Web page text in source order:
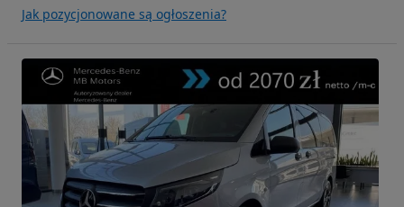
Jak pozycjonowane są ogłoszenia?